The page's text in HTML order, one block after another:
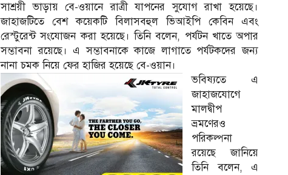
সাশ্রয়ী ভাড়ায় বে-ওয়ানে রাত্রী যাপনের সুযোগ রাখা হয়েছে।
জাহাজটিতে বেশ কয়েকটি বিলাসবহুল ভিআইপি কেবিন এবং
রেস্টুরেন্ট সংযোজন করা হয়েছে। তিনি বলেন, পর্যটন খাতে অপার
সম্ভাবনা রয়েছে। এ সম্ভাবনাকে কাজে লাগাতে পর্যটকদের জন্য
নানা চমক নিয়ে ফের হাজির হয়েছে বে-ওয়ান।
ভবিষ্যতে এ
জাহাজযোগে
মালদ্বীপ
ভ্রমণেরও
পরিকল্পনা
রয়েছে জানিয়ে
তিনি বলেন, এ